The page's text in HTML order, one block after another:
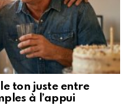
ton juste entre
à l’appui